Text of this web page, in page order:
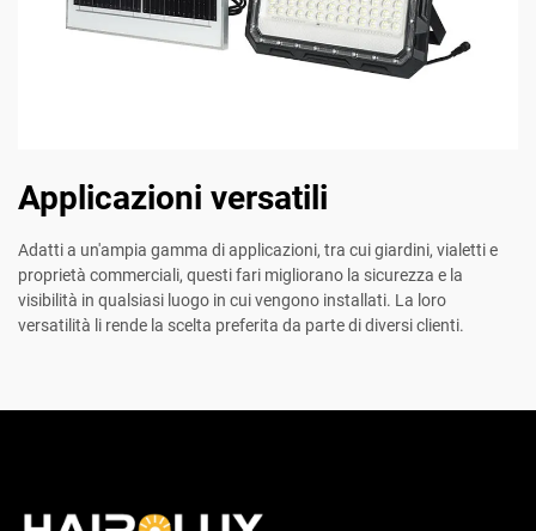
Applicazioni versatili
Adatti a un'ampia gamma di applicazioni, tra cui giardini, vialetti e
proprietà commerciali, questi fari migliorano la sicurezza e la
visibilità in qualsiasi luogo in cui vengono installati. La loro
versatilità li rende la scelta preferita da parte di diversi clienti.